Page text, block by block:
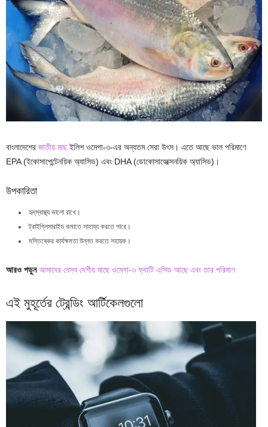
বাংলাদেশের জাতীয় মাছইলিশ ওমেগা-৩-এর অন্যতম সেরা উৎস। এতে আছে ভাল পরিমাণে
EPA (ইকোসাপেন্টেনয়িক অ্যাসিড) এবং DHA (ডোকোসাহেক্সেনয়িক অ্যাসিড)।
উপকারিতা
হৃদ্‌স্বাস্থ্য ভালো রাখে।
ট্রাইগ্লিসারাইড কমাতে সাহায্য করতে পারে।
মস্তিষ্কের কার্যক্ষমতা উন্নত করতে সহায়ক।
আরও পড়ুনআমাদের যেসব দেশীয় মাছে ওমেগা-৩ ফ্যাটি এসিড আছে এবং তার পরিমাণ
এই মুহূর্তের ট্রেন্ডিং আর্টিকেলগুলো